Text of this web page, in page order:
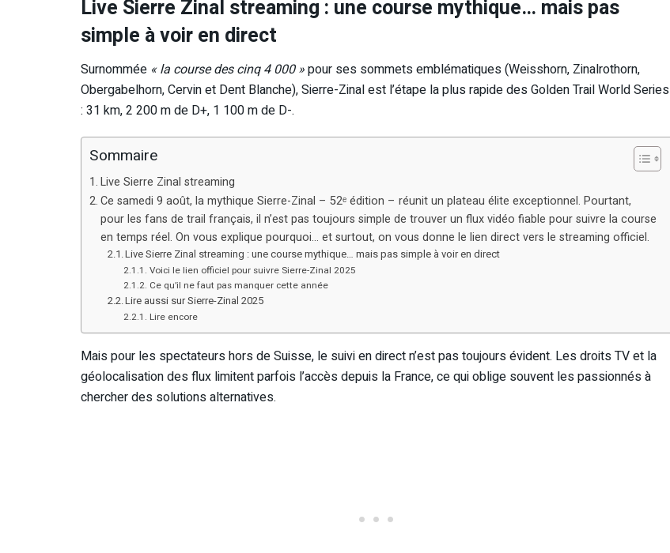
Live Sierre Zinal streaming : une course mythique… mais pas
simple à voir en direct
Surnommée « la course des cinq 4 000 »pour ses sommets emblématiques (Weisshorn, Zinalrothorn,
Obergabelhorn, Cervin et Dent Blanche), Sierre-Zinal est l’étape la plus rapide des Golden Trail World Series
: 31 km, 2 200 m de D+, 1 100 m de D-.
Sommaire
Live Sierre Zinal streaming
Ce samedi 9 août, la mythique Sierre-Zinal – 52ᵉ édition – réunit un plateau élite exceptionnel. Pourtant,
pour les fans de trail français, il n’est pas toujours simple de trouver un flux vidéo fiable pour suivre la course
en temps réel. On vous explique pourquoi… et surtout, on vous donne le lien direct vers le streaming officiel.
Live Sierre Zinal streaming : une course mythique… mais pas simple à voir en direct
Voici le lien officiel pour suivre Sierre-Zinal 2025
Ce qu’il ne faut pas manquer cette année
Lire aussi sur Sierre-Zinal 2025
Lire encore
Mais pour les spectateurs hors de Suisse, le suivi en direct n’est pas toujours évident. Les droits TV et la
géolocalisation des flux limitent parfois l’accès depuis la France, ce qui oblige souvent les passionnés à
chercher des solutions alternatives.